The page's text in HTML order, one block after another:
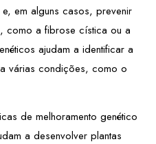
em alguns casos, prevenir
como a fibrose cística ou a
ajudam a identificar a
várias condições, como o
de melhoramento genético
a desenvolver plantas